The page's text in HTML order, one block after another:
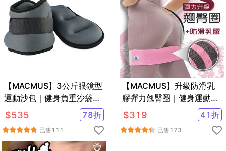
【MACMUS】3公斤眼鏡型
運動沙包｜健身負重沙袋｜
可綁手腕腳踝復健沙包｜多
色可選
$535 78折
已售 111
【MACMUS】升級防滑乳
膠彈力翹臀圈｜健身運動、
深蹲、瑜珈｜阻力圈虐臀圈
$319 41 折
已售 173